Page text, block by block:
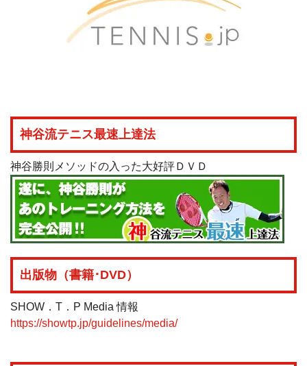
神谷流テニス最速上達法
神谷勝則メソッドの入った大好評ＤＶＤ
出版物（書籍･DVD）
SHOW．T．P Media 情報
https://showtp.jp/guidelines/media/